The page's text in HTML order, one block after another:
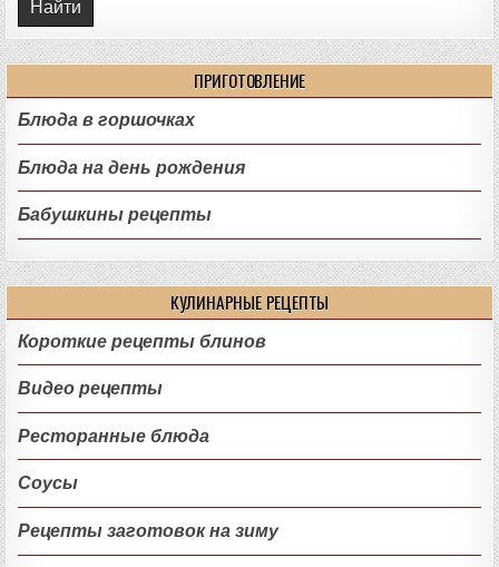
ПРИГОТОВЛЕНИЕ
Блюда в горшочках
Блюда на день рождения
Бабушкины рецепты
КУЛИНАРНЫЕ РЕЦЕПТЫ
Короткие рецепты блинов
Видео рецепты
Ресторанные блюда
Соусы
Рецепты заготовок на зиму